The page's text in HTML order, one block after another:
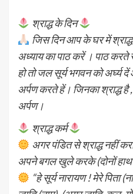
श्राद्ध के दिन
जिस दिन आप के घर में श्राद्ध
अध्याय का पाठ करें । पाठ
हो तो जल सूर्य भगवन को अर्घ्य
अर्पण करते हें। जिनका श्राद्ध
अर्पण।
श्राद्ध कर्म
अगर पंडित से श्राद्ध नहीं
अपने बगल खुले करके (दोनों
“हे सूर्य नारायण ! मेरे पिता